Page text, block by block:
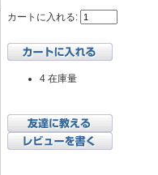
カートに入れる:
4 在庫量